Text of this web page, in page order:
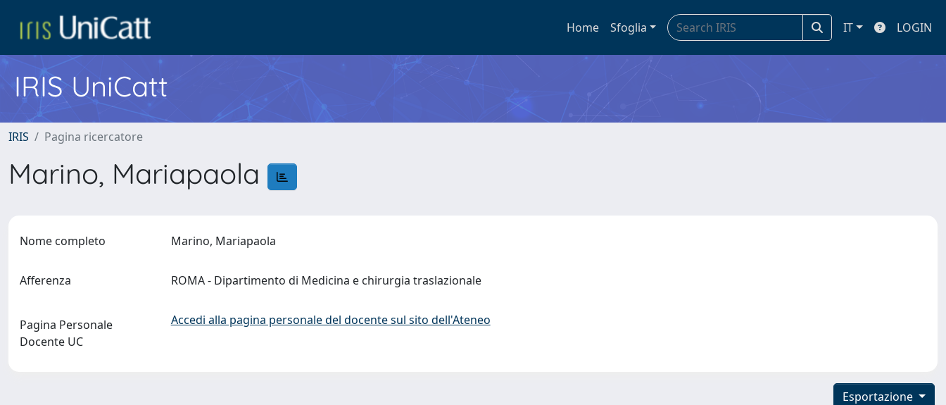
Home Sfoglia IT LOGIN
IRIS UniCatt
IRIS Pagina ricercatore
Marino, Mariapaola
Nome completo Marino, Mariapaola
Afferenza ROMA - Dipartimento di Medicina e chirurgia traslazionale
Pagina Personale
Docente UC
Accedi alla pagina personale del docente sul sito dell'Ateneo
Esportazione